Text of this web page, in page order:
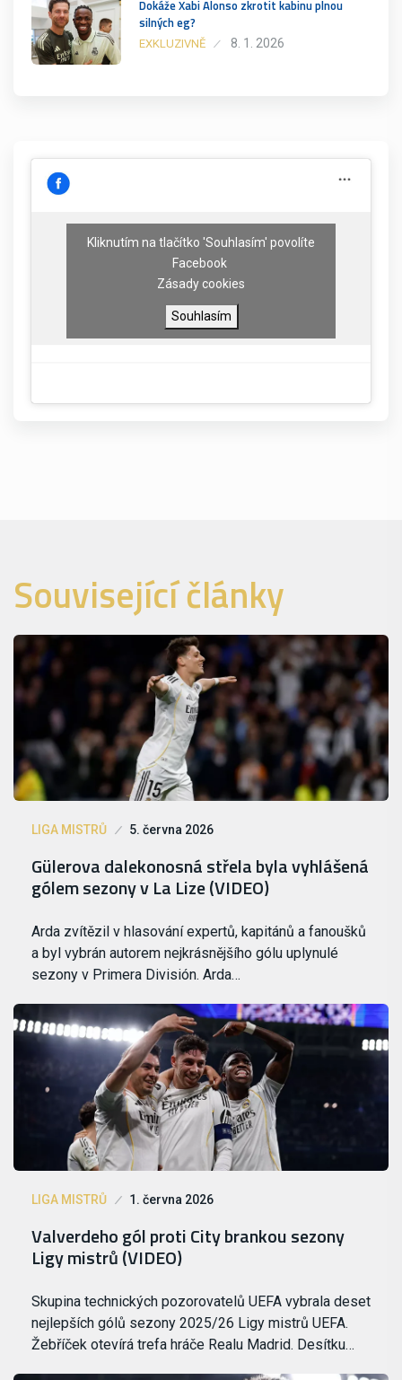
Dokáže Xabi Alonso zkrotit kabinu plnou
silných eg?
EXKLUZIVNĚ 8. 1. 2026
Kliknutím na tlačítko 'Souhlasím' povolíte
Facebook
Zásady cookies
Souhlasím
Související články
LIGA MISTRŮ 5. června 2026
Gülerova dalekonosná střela byla vyhlášená
gólem sezony v La Lize (VIDEO)
Arda zvítězil v hlasování expertů, kapitánů a fanoušků
a byl vybrán autorem nejkrásnějšího gólu uplynulé
sezony v Primera División. Arda…
LIGA MISTRŮ 1. června 2026
Valverdeho gól proti City brankou sezony
Ligy mistrů (VIDEO)
Skupina technických pozorovatelů UEFA vybrala deset
nejlepších gólů sezony 2025/26 Ligy mistrů UEFA.
Žebříček otevírá trefa hráče Realu Madrid. Desítku…